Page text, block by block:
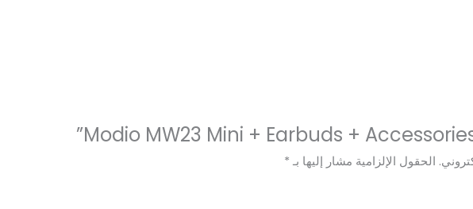
الحقول الإلزامية مشار إليها بـ *